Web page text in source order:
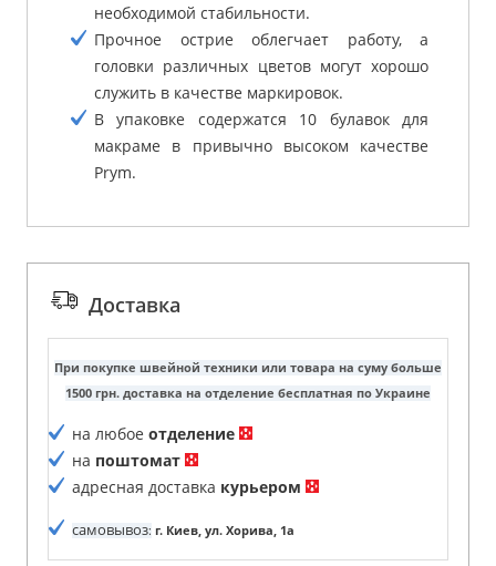
необходимой стабильности.
Прочное острие облегчает работу, а
головки различных цветов могут хорошо
служить в качестве маркировок.
В упаковке содержатся 10 булавок для
макраме в привычно высоком качестве
Prym.
Доставка
При покупке швейной техники или товара на суму больше
1500 грн. доставка на отделение бесплатная по Украине
на любое отделение
на поштомат
адресная доставка курьером
самовывоз: г. Киев, ул. Хорива, 1а